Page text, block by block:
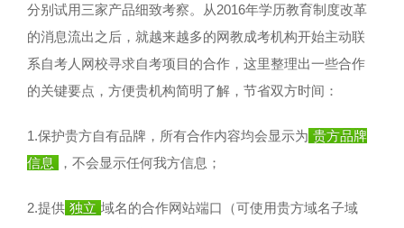
分别试用三家产品细致考察。从2016年学历教育制度改革
的消息流出之后，就越来越多的网教成考机构开始主动联
系自考人网校寻求自考项目的合作，这里整理出一些合作
的关键要点，方便贵机构简明了解，节省双方时间：
1.保护贵方自有品牌，所有合作内容均会显示为 贵方品牌
信息
，不会显示任何我方信息；
2.提供 独立 域名的合作网站端口（可使用贵方域名子域